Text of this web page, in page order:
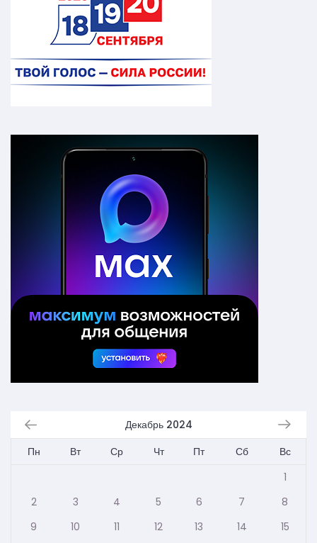
Декабрь 2024
Пн
Вт Ср Чт Пт Сб
Вс
1
2
3 4 5 6 7
8
9
10 11 12 13 14
15